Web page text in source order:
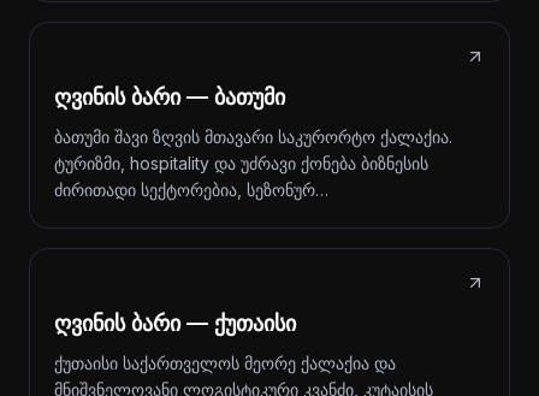
ღვინის ბარი — ბათუმი
ბათუმი შავი ზღვის მთავარი საკურორტო ქალაქია.
ტურიზმი, hospitality და უძრავი ქონება ბიზნესის
ძირითადი სექტორებია, სეზონურ…
ღვინის ბარი — ქუთაისი
ქუთაისი საქართველოს მეორე ქალაქია და
მნიშვნელოვანი ლოგისტიკური კვანძი, კუტაისის